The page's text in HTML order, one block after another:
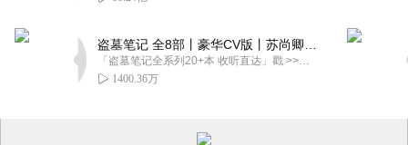
「盗墓笔记全系列20+本 收听直达」戳 >>改编自南派三叔同名作品，腾讯音乐娱乐集团出品，冠声文化制作，...
1400.36万